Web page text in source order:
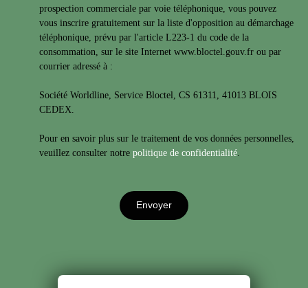
prospection commerciale par voie téléphonique, vous pouvez
vous inscrire gratuitement sur la liste d'opposition au démarchage
téléphonique, prévu par l'article L223-1 du code de la
consommation, sur le site Internet www.bloctel.gouv.fr ou par
courrier adressé à :
Société Worldline, Service Bloctel, CS 61311, 41013 BLOIS
CEDEX.
Pour en savoir plus sur le traitement de vos données personnelles,
veuillez consulter notre politique de confidentialité
Envoyer